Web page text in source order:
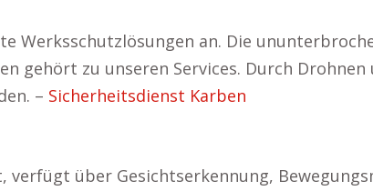
Werksschutzlösungen an. Die
gehört zu unseren Services. Durch
– Sicherheitsdienst Karben
über Gesichtserkennung,